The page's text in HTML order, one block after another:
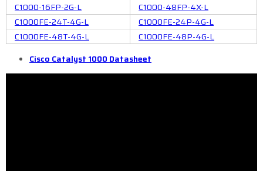
C1000-16FP-2G-L
C1000-48FP-4X-L
C1000FE-24T-4G-L
C1000FE-24P-4G-L
C1000FE-48T-4G-L
C1000FE-48P-4G-L
Cisco Catalyst 1000 Datasheet